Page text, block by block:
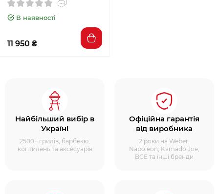
В наявності
11 950 ₴
Найбільший вибір в
Україні
2500+ грилів, барбекю,
коптилень та аксесуарів
Офіційна гарантія
від виробника
2 роки на Weber,
Napoleon, Kamado Joe,
BGE та інші бренди